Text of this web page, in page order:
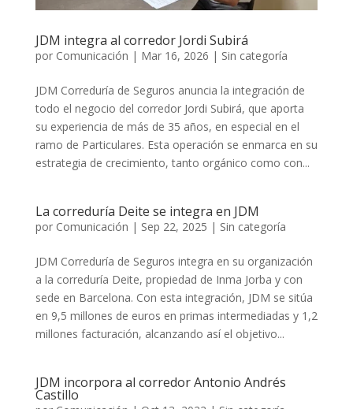
JDM integra al corredor Jordi Subirá
por Comunicación | Mar 16, 2026 | Sin categoría
JDM Correduría de Seguros anuncia la integración de
todo el negocio del corredor Jordi Subirá, que aporta
su experiencia de más de 35 años, en especial en el
ramo de Particulares. Esta operación se enmarca en su
estrategia de crecimiento, tanto orgánico como con...
La correduría Deite se integra en JDM
por Comunicación | Sep 22, 2025 | Sin categoría
JDM Correduría de Seguros integra en su organización
a la correduría Deite, propiedad de Inma Jorba y con
sede en Barcelona. Con esta integración, JDM se sitúa
en 9,5 millones de euros en primas intermediadas y 1,2
millones facturación, alcanzando así el objetivo...
JDM incorpora al corredor Antonio Andrés
Castillo